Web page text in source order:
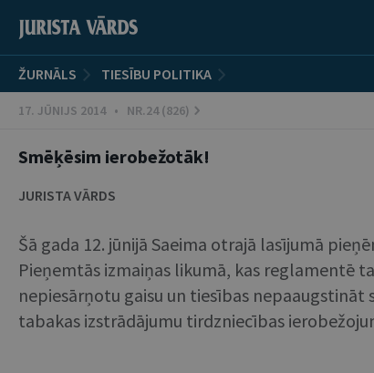
ŽURNĀLS TIESĪBU POLITIKA
17. JŪNIJS 2014 • NR.24 (826)
Smēķēsim ierobežotāk!
JURISTA VĀRDS
Šā gada 12. jūnijā Saeima otrajā lasījumā
Pieņemtās izmaiņas likumā, kas reglamentē
nepiesārņotu gaisu un tiesības nepaaugstināt
tabakas izstrādājumu tirdzniecības